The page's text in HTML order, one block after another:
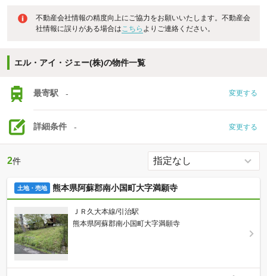
不動産会社情報の精度向上にご協力をお願いいたします。不動産会
社情報に誤りがある場合はこちら よりご連絡ください。
エル・アイ・ジェー(株)の物件一覧
最寄駅 - 変更する
詳細条件 - 変更する
2件
土地・売地 熊本県阿蘇郡南小国町大字満願寺
ＪＲ久大本線/引治駅
熊本県阿蘇郡南小国町大字満願寺